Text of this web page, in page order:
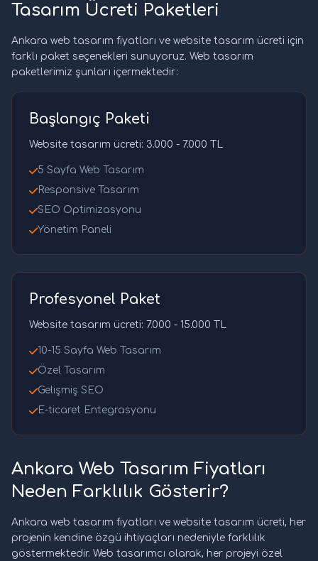
Tasarım Ücreti Paketleri
Ankara web tasarım fiyatları ve website tasarım ücreti için
farklı paket seçenekleri sunuyoruz. Web tasarım
paketlerimiz şunları içermektedir:
Başlangıç Paketi
Website tasarım ücreti: 3.000 - 7.000 TL
5 Sayfa Web Tasarım
Responsive Tasarım
SEO Optimizasyonu
Yönetim Paneli
Profesyonel Paket
Website tasarım ücreti: 7.000 - 15.000 TL
10-15 Sayfa Web Tasarım
Özel Tasarım
Gelişmiş SEO
E-ticaret Entegrasyonu
Ankara Web Tasarım Fiyatları
Neden Farklılık Gösterir?
Ankara web tasarım fiyatları ve website tasarım ücreti, her
projenin kendine özgü ihtiyaçları nedeniyle farklılık
göstermektedir. Web tasarımcı olarak, her projeyi özel